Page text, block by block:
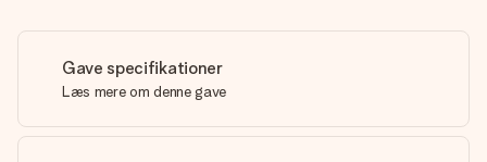
Gave specifikationer
Læs mere om denne gave